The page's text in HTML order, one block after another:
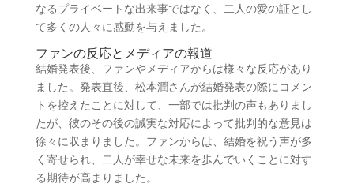
なるプライベートな出来事ではなく、二人の愛の証とし
て多くの人々に感動を与えました。
ファンの反応とメディアの報道
結婚発表後、ファンやメディアからは様々な反応があり
ました。発表直後、松本潤さんが結婚発表の際にコメン
トを控えたことに対して、一部では批判の声もありまし
たが、彼のその後の誠実な対応によって批判的な意見は
徐々に収まりました。ファンからは、結婚を祝う声が多
く寄せられ、二人が幸せな未来を歩んでいくことに対す
る期待が高まりました。